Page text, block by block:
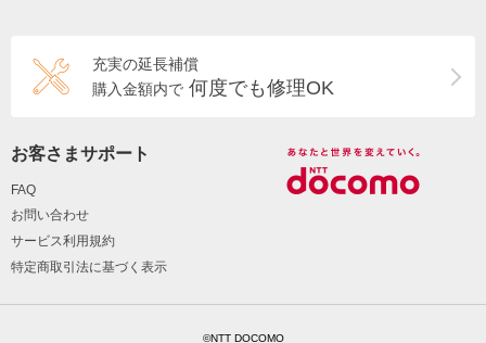
充実の延長補償
購入金額内で 何度でも修理OK
お客さまサポート
FAQ
お問い合わせ
サービス利用規約
特定商取引法に基づく表示
©NTT DOCOMO